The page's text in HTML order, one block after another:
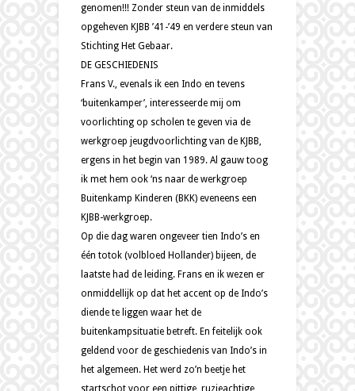
genomen!!! Zonder steun van de inmiddels
opgeheven KJBB ’41-’49 en verdere steun van
Stichting Het Gebaar.
DE GESCHIEDENIS
Frans V., evenals ik een Indo en tevens
‘buitenkamper’, interesseerde mij om
voorlichting op scholen te geven via de
werkgroep jeugdvoorlichting van de KJBB,
ergens in het begin van 1989. Al gauw toog
ik met hem ook ‘ns naar de werkgroep
Buitenkamp Kinderen (BKK) eveneens een
KJBB-werkgroep.
Op die dag waren ongeveer tien Indo’s en
één totok (volbloed Hollander) bijeen, de
laatste had de leiding. Frans en ik wezen er
onmiddellijk op dat het accent op de Indo’s
diende te liggen waar het de
buitenkampsituatie betreft. En feitelijk ook
geldend voor de geschiedenis van Indo’s in
het algemeen. Het werd zo’n beetje het
startschot voor een pittige, ruzieachtige